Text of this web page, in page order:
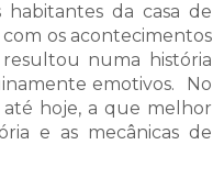
da casa de
com os acontecimentos
numa história
emotivos.
No
hoje, a que melhor
e as mecânicas de